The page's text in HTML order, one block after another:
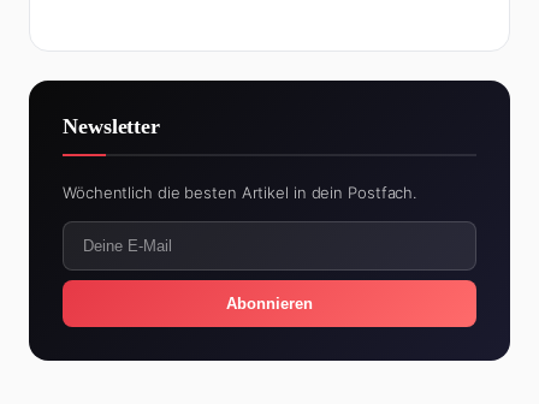
Newsletter
Wöchentlich die besten Artikel in dein Postfach.
Abonnieren